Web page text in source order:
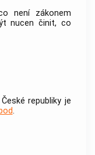
není zákonem
nucen činit, co
republiky je
.